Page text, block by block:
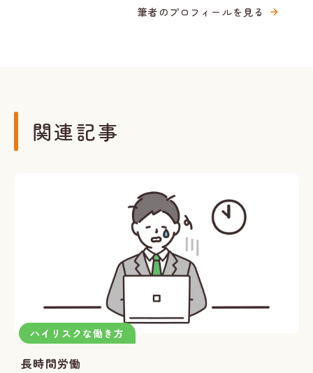
筆者のプロフィールを見る
関連記事
ハイリスクな働き方
長時間労働